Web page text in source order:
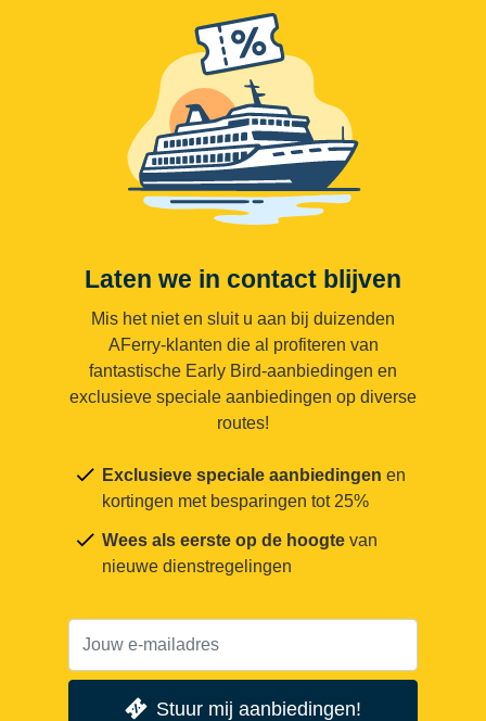
Laten we in contact blijven
Mis het niet en sluit u aan bij duizenden
AFerry-klanten die al profiteren van
fantastische Early Bird-aanbiedingen en
exclusieve speciale aanbiedingen op diverse
routes!
Exclusieve speciale aanbiedingen en
kortingen met besparingen tot 25%
Wees als eerste op de hoogte van
nieuwe dienstregelingen
Stuur mij aanbiedingen!